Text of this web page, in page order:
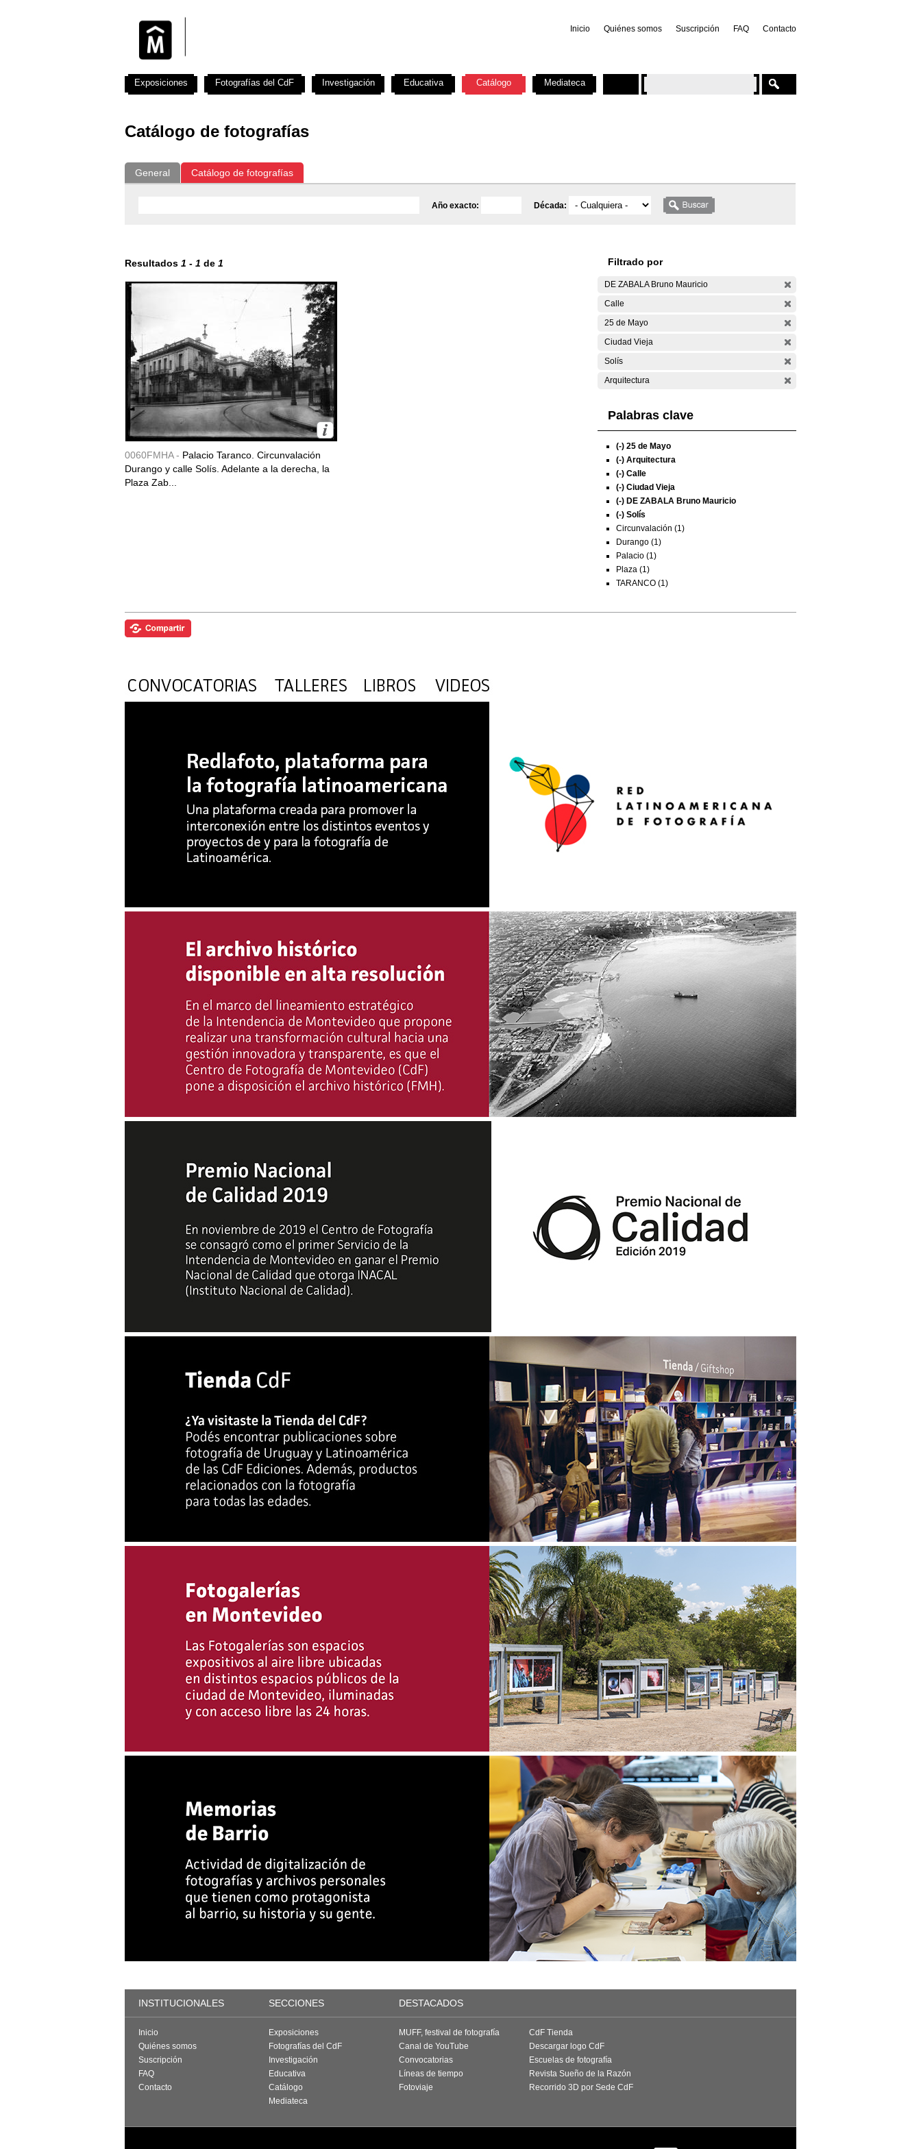
Inicio Quiénes somos Suscripción FAQ Contacto
Catálogo de fotografías
General Catálogo de fotografías
Año exacto: Década:
Resultados 1 - 1 de 1
0060FMHA - Palacio Taranco. Circunvalación
Durango y calle Solís. Adelante a la derecha, la
Plaza Zab...
Filtrado por
DE ZABALA Bruno Mauricio
Calle
25 de Mayo
Ciudad Vieja
Solís
Arquitectura
Palabras clave
(-) 25 de Mayo
(-) Arquitectura
(-) Calle
(-) Ciudad Vieja
(-) DE ZABALA Bruno Mauricio
(-) Solís
Circunvalación (1)
Durango (1)
Palacio (1)
Plaza (1)
TARANCO (1)
Exposiciones Fotografías del CdF Investigación Educativa Catálogo Mediateca
INSTITUCIONALES SECCIONES DESTACADOS
Inicio
Quiénes somos
Suscripción
FAQ
Contacto
Exposiciones
Fotografías del CdF
Investigación
Educativa
Catálogo
Mediateca
MUFF, festival de fotografía
Canal de YouTube
Convocatorias
Líneas de tiempo
Fotoviaje
CdF Tienda
Descargar logo CdF
Escuelas de fotografía
Revista Sueño de la Razón
Recorrido 3D por Sede CdF